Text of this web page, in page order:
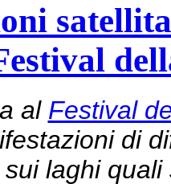
al Festival
di
laghi